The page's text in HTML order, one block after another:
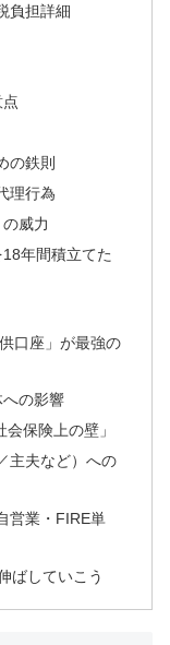
負担詳細
の鉄則
理行為
威力
年間積立てた
口座」が最強の
の影響
保険上の壁」
主夫など）への
営業・FIRE単
ばしていこう